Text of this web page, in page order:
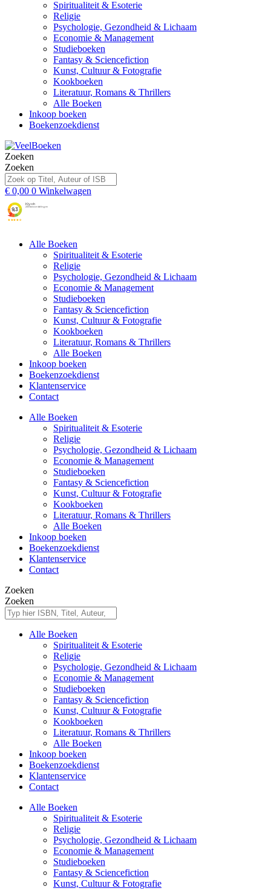
Spiritualiteit & Esoterie
Religie
Psychologie, Gezondheid & Lichaam
Economie & Management
Studieboeken
Fantasy & Sciencefiction
Kunst, Cultuur & Fotografie
Kookboeken
Literatuur, Romans & Thrillers
Alle Boeken
Inkoop boeken
Boekenzoekdienst
Zoeken
Zoeken
€ 0,00 0 Winkelwagen
Alle Boeken
Spiritualiteit & Esoterie
Religie
Psychologie, Gezondheid & Lichaam
Economie & Management
Studieboeken
Fantasy & Sciencefiction
Kunst, Cultuur & Fotografie
Kookboeken
Literatuur, Romans & Thrillers
Alle Boeken
Inkoop boeken
Boekenzoekdienst
Klantenservice
Contact
Alle Boeken
Spiritualiteit & Esoterie
Religie
Psychologie, Gezondheid & Lichaam
Economie & Management
Studieboeken
Fantasy & Sciencefiction
Kunst, Cultuur & Fotografie
Kookboeken
Literatuur, Romans & Thrillers
Alle Boeken
Inkoop boeken
Boekenzoekdienst
Klantenservice
Contact
Zoeken
Zoeken
Alle Boeken
Spiritualiteit & Esoterie
Religie
Psychologie, Gezondheid & Lichaam
Economie & Management
Studieboeken
Fantasy & Sciencefiction
Kunst, Cultuur & Fotografie
Kookboeken
Literatuur, Romans & Thrillers
Alle Boeken
Inkoop boeken
Boekenzoekdienst
Klantenservice
Contact
Alle Boeken
Spiritualiteit & Esoterie
Religie
Psychologie, Gezondheid & Lichaam
Economie & Management
Studieboeken
Fantasy & Sciencefiction
Kunst, Cultuur & Fotografie